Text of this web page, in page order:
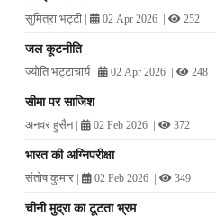
सुमित्रा भट्टी | 02 Apr 2026 | 252
जल कूटनीति
ज्योति भट्टाचार्य| 02 Apr 2026 | 248
सीमा पर साजिश
अनवर हुसैन| 02 Feb 2026 | 372
भारत की अग्निपरीक्षा
संतोष कुमार | 02 Feb 2026 | 349
चीनी मुद्रा का टूटता भ्रम